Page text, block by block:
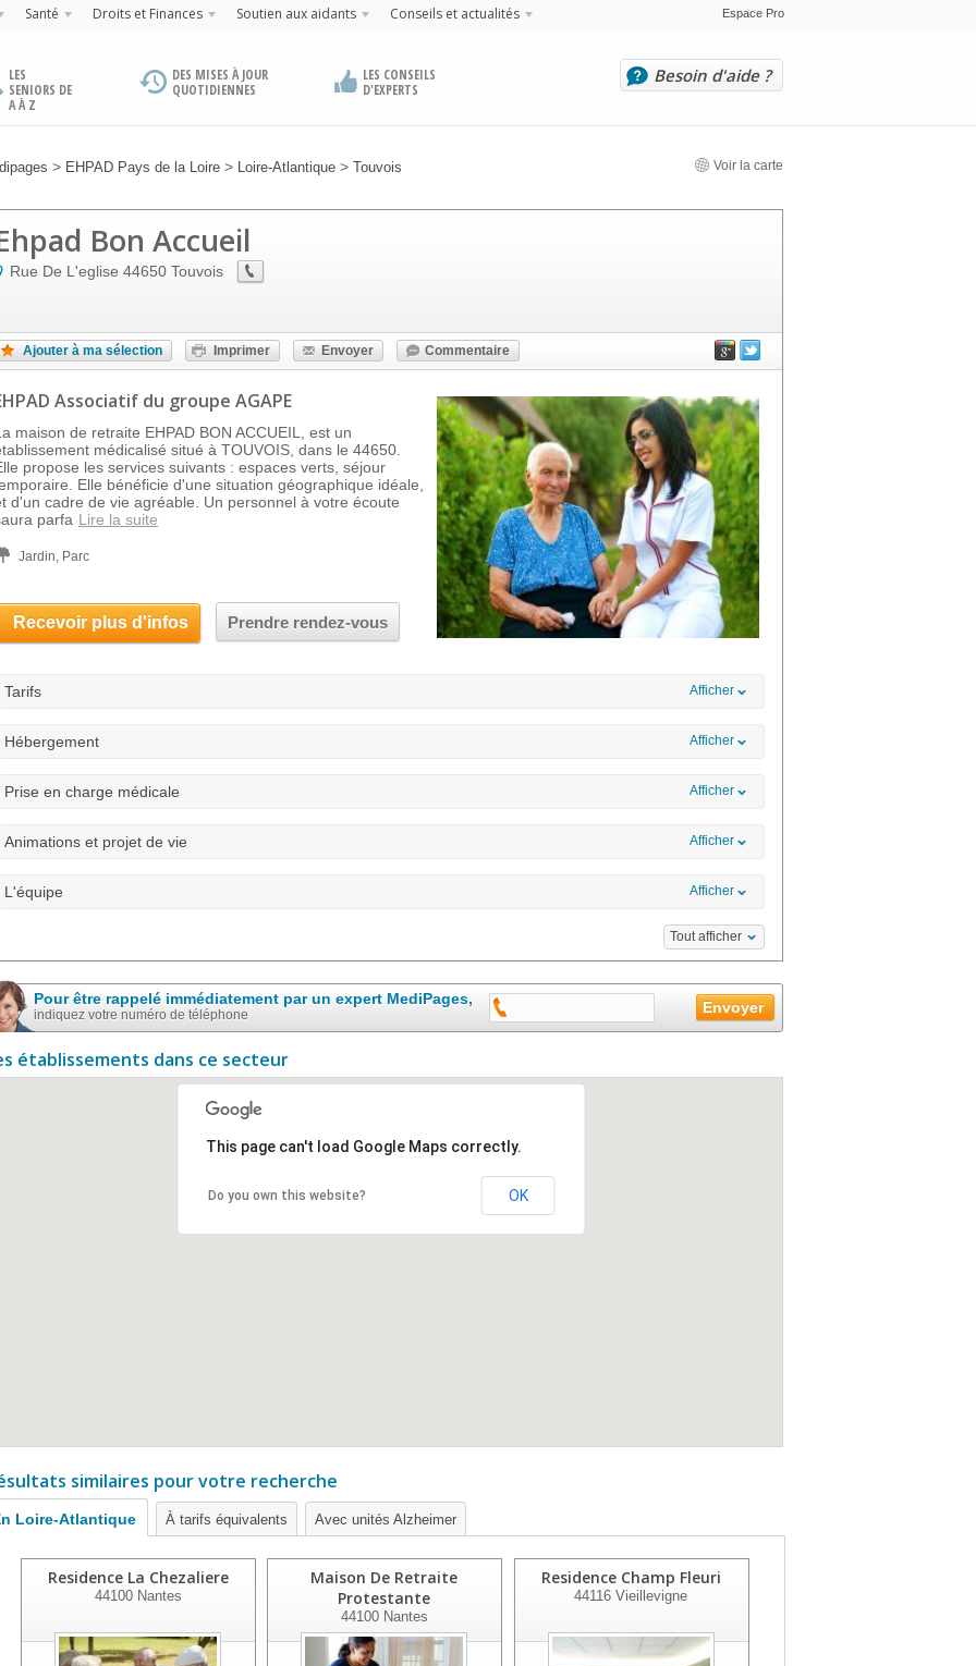
Santé Droits et Finances Soutien aux aidants Conseils et actualités Espace Pro
LES
SENIORS DE
A À Z
DES MISES À JOUR
QUOTIDIENNES
LES CONSEILS
D'EXPERTS
Besoin d'aide ?
> EHPAD Pays de la Loire > Loire-Atlantique > Touvois Voir la carte
Bon Accueil
Rue De L'eglise 44650 Touvois
Ajouter à ma sélection Imprimer Envoyer Commentaire
Associatif du groupe AGAPE
maison de retraite EHPAD BON ACCUEIL, est un
médicalisé situé à TOUVOIS, dans le 44650.
propose les services suivants : espaces verts, séjour
Elle bénéficie d'une situation géographique idéale,
d'un cadre de vie agréable. Un personnel à votre écoute
parfa Lire la suite
Jardin, Parc
Recevoir plus d'infos Prendre rendez-vous
Tarifs Afficher
Hébergement Afficher
Prise en charge médicale Afficher
Animations et projet de vie Afficher
L'équipe Afficher
Tout afficher
Pour être rappelé immédiatement par un expert MediPages,
indiquez votre numéro de téléphone
établissements dans ce secteur
This page can't load Google Maps correctly.
Do you own this website? OK
similaires pour votre recherche
Loire-Atlantique À tarifs équivalents Avec unités Alzheimer
Residence La Chezaliere
44100Nantes
Maison De Retraite
Protestante
44100Nantes
Residence Champ Fleuri
44116 Vieillevigne